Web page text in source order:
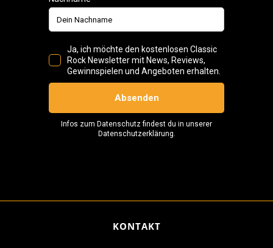
KONTAKT